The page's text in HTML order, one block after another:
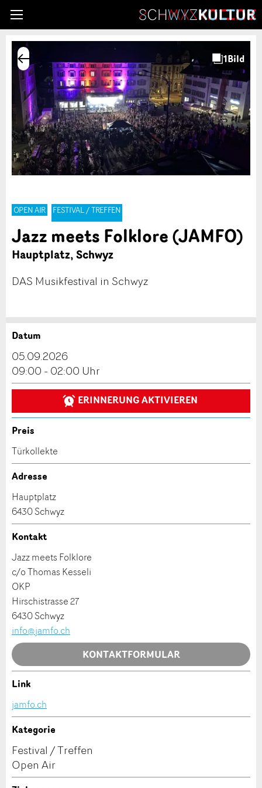
OPEN AIR FESTIVAL / TREFFEN
Jazz meets Folklore (JAMFO)
Hauptplatz, Schwyz
DAS Musikfestival in Schwyz
Anzeige beanstanden
Ihr Feedback wird sehr geschätzt!
Allgemeines Feedback
Anzeige nicht mehr gültig
Nachricht
* Eingabe erforderlich
Zur Qualitätssicherung wird eine Kopie der E-Mail
an guidle übermittelt.
NACHRICHT SENDEN
Schliessen
Anzeige weiterempfehlen
Empfehlen Sie diese Anzeige an Freunde weiter.
ANZEIGE WEITEREMPFEHLEN
Schliessen
Reservation
Veranstaltungsdatum *:
Vorname / Nachname *:
Firma / Organisation:
Adresszusatz:
Strasse und Nr. *:
PLZ / Ort *:
E-Mail *:
Telefon *:
Nachricht:
Datum
05.09.2026
09:00 - 02:00 Uhr
ERINNERUNG AKTIVIEREN
Preis
Türkollekte
Adresse
Hauptplatz
6430 Schwyz
Kontakt
Jazz meets Folklore
c/o Thomas Kesseli
OKP
Hirschistrasse 27
6430 Schwyz
info@jamfo.ch
KONTAKTFORMULAR
Kontakt
Verfassen Sie eine Nachricht für die Kontaktpersonen
Link
jamfo.ch
Kategorie
Festival / Treffen
Open Air